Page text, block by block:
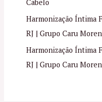
Cabelo
Harmonização Íntima
RJ | Grupo Caru
Harmonização Íntima
RJ | Grupo Caru